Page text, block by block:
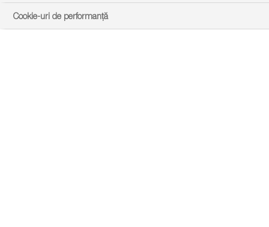
Cookie-uri de performanță